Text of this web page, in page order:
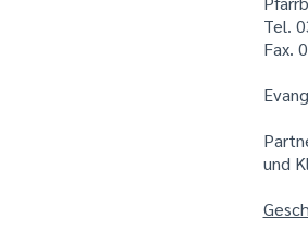
Tel.
Fax.
und